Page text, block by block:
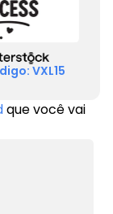
VXL15
que você vai